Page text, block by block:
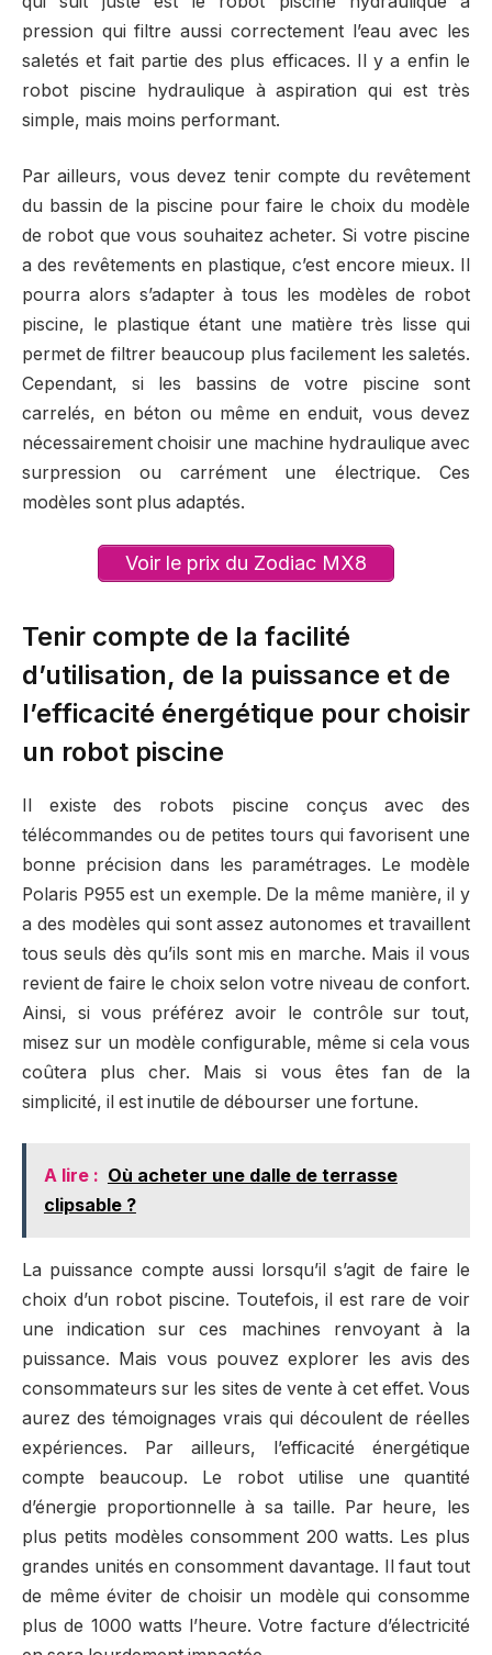
pression qui filtre aussi correctement l’eau avec les
saletés et fait partie des plus efficaces. Il y a enfin le
robot piscine hydraulique à aspiration qui est très
simple, mais moins performant.
Par ailleurs, vous devez tenir compte du revêtement
du bassin de la piscine pour faire le choix du modèle
de robot que vous souhaitez acheter. Si votre piscine
a des revêtements en plastique, c’est encore mieux. Il
pourra alors s’adapter à tous les modèles de robot
piscine, le plastique étant une matière très lisse qui
permet de filtrer beaucoup plus facilement les saletés.
Cependant, si les bassins de votre piscine sont
carrelés, en béton ou même en enduit, vous devez
nécessairement choisir une machine hydraulique avec
surpression ou carrément une électrique. Ces
modèles sont plus adaptés.
Voir le prix du Zodiac MX8
Tenir compte de la facilité
d’utilisation, de la puissance et de
l’efficacité énergétique pour choisir
un robot piscine
Il existe des robots piscine conçus avec des
télécommandes ou de petites tours qui favorisent une
bonne précision dans les paramétrages. Le modèle
Polaris P955 est un exemple. De la même manière, il y
a des modèles qui sont assez autonomes et travaillent
tous seuls dès qu’ils sont mis en marche. Mais il vous
revient de faire le choix selon votre niveau de confort.
Ainsi, si vous préférez avoir le contrôle sur tout,
misez sur un modèle configurable, même si cela vous
coûtera plus cher. Mais si vous êtes fan de la
simplicité, il est inutile de débourser une fortune.
A lire : Où acheter une dalle de terrasse
clipsable ?
La puissance compte aussi lorsqu’il s’agit de faire le
choix d’un robot piscine. Toutefois, il est rare de voir
une indication sur ces machines renvoyant à la
puissance. Mais vous pouvez explorer les avis des
consommateurs sur les sites de vente à cet effet. Vous
aurez des témoignages vrais qui découlent de réelles
expériences. Par ailleurs, l’efficacité énergétique
compte beaucoup. Le robot utilise une quantité
d’énergie proportionnelle à sa taille. Par heure, les
plus petits modèles consomment 200 watts. Les plus
grandes unités en consomment davantage. Il faut tout
de même éviter de choisir un modèle qui consomme
plus de 1000 watts l’heure. Votre facture d’électricité